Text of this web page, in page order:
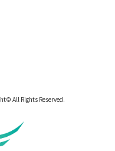
All Rights Reserved.